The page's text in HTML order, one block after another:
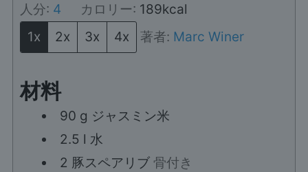
人分: 4 カロリー: 189kcal
1x
2x 3x 4x 著者: Marc Winer
材料
90 g ジャスミン米
2.5 l 水
2 豚スペアリブ 骨付き